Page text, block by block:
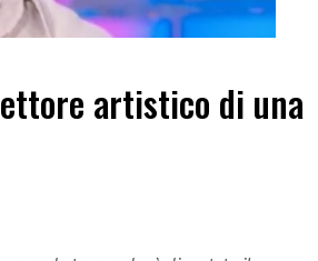
artistico di una